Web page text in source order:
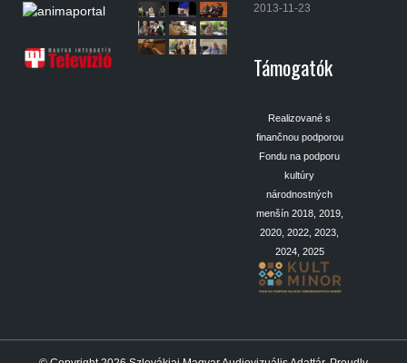
2013-11-23
Támogatók
Realizované s
finančnou podporou
Fondu na podporu
kultúry
národnostných
menšín 2018, 2019,
2020, 2022, 2023,
2024, 2025